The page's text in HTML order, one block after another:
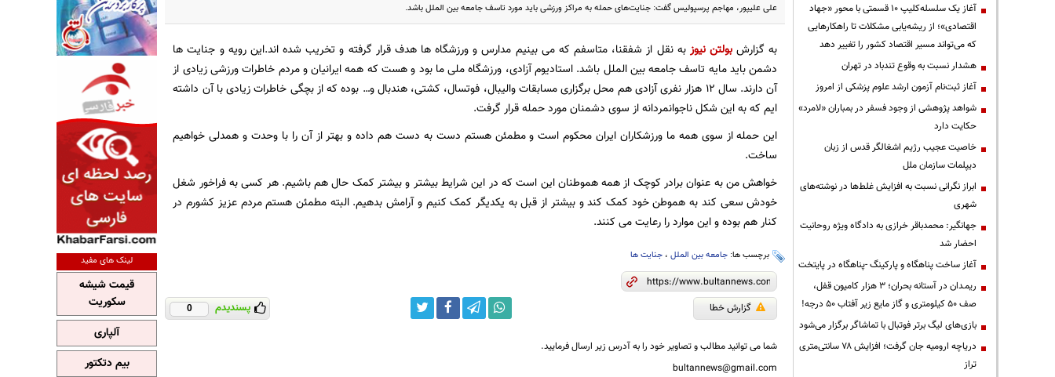
علی علیپور، مهاجم پرسپولیس گفت: جنایت‌های حمله به مراکز ورزشی باید مورد تاسف جامعه بین الملل باشد.
به گزارش بولتن نیوز به نقل از شفقنا، متاسفم که می بینیم مدارس و ورزشگاه ها هدف قرار گرفته و تخریب شده اند.این رویه و جنایت ها
دشمن باید مایه تاسف جامعه بین الملل باشد. استادیوم آزادی، ورزشگاه ملی ما بود و هست که همه ایرانیان و مردم خاطرات ورزشی زیادی از
آن دارند. سال ۱۲ هزار نفری آزادی هم محل برگزاری مسابقات والیبال، فوتسال، کشتی، هندبال و… بوده که از بچگی خاطرات زیادی با آن داشته
ایم که به این شکل ناجوانمردانه از سوی دشمنان مورد حمله قرار گرفت.
این حمله از سوی همه ما ورزشکاران ایران محکوم است و مطمئن هستم دست به دست هم داده و بهتر از آن را با وحدت و همدلی خواهیم
ساخت.
خواهش من به عنوان برادر کوچک از همه هموطنان این است که در این شرایط بیشتر و بیشتر کمک حال هم باشیم. هر کسی به فراخور شغل
خودش سعی کند به هموطن خود کمک کند و بیشتر از قبل به یکدیگر کمک کنیم و آرامش بدهیم. البته مطمئن هستم مردم عزیز کشورم در
کنار هم بوده و این موارد را رعایت می کنند.
برچسب ها: جامعه بین الملل، جنایت ها
گزارش خطا پسندیدم 0
شما می توانید مطالب و تصاویر خود را به آدرس زیر ارسال فرمایید.
bultannews@gmail.com
آغاز یک سلسله‌کلیپ ۱۰ قسمتی با محور «جهاد
اقتصادی»؛ از ریشه‌یابی مشکلات تا راهکارهایی
که می‌تواند مسیر اقتصاد کشور را تغییر دهد
هشدار نسبت به وقوع تندباد در تهران
آغاز ثبت‌نام آزمون ارشد علوم پزشکی از امروز
شواهد پژوهشی از وجود فسفر در بمباران «لامرد»
حکایت دارد
خاصیت عجیب رژیم اشغالگر قدس از زبان
دیپلمات سازمان ملل
ابراز نگرانی نسبت به افزایش غلط‌ها در نوشته‌های
شهری
جهانگیر: محمدباقر خرازی به دادگاه ویژه روحانیت
احضار شد
آغاز ساخت پناهگاه و پارکینگ -پناهگاه در پایتخت
ریمـدان در آستانه بحران؛ ۳ هزار کامیون قفل،
صف ۵۰ کیلومتری و گاز مایع زیر آفتاب ۵۰ درجه!
بازی‌های لیگ برتر فوتبال با تماشاگر برگزار می‌شود
دریاچه ارومیه جان گرفت؛ افزایش ۷۸ سانتی‌متری
تراز
لینک های مفید
قیمت شیشه
سکوریت
آلپاری
بیم دتکتور